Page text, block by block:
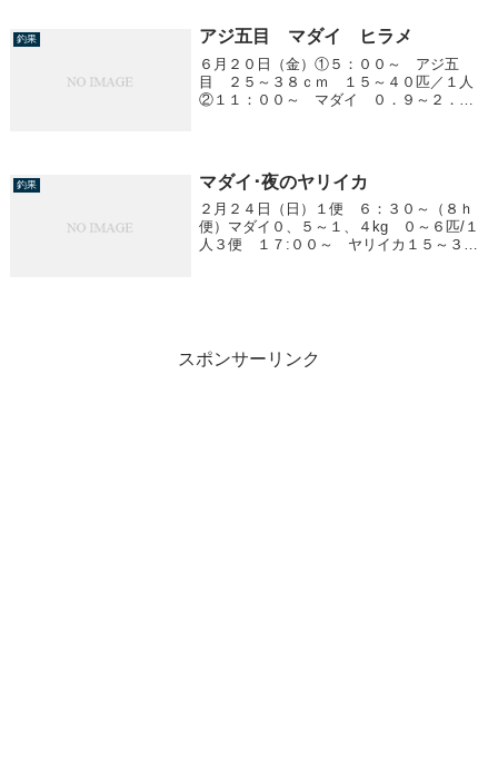
釣果 アジ五目 マダイ ヒラメ
６月２０日（金）①５：００～ アジ五
目 ２５～３８ｃｍ １５～４０匹／１人
②１１：００～ マダイ ０．９～２．７
ジ、サバ
釣果 マダイ･夜のヤリイカ
２月２４日（日）１便 ６：３０～（８ｈ
便）マダイ０、５～１、４kg ０～６匹/１
人３便 １７:００～ ヤリイカ１５～３０
スポンサーリンク